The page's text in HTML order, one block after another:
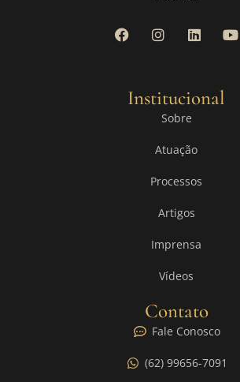
Institucional
Sobre
Atuação
Processos
Artigos
Imprensa
Vídeos
Contato
Fale Conosco
(62) 99656-7091